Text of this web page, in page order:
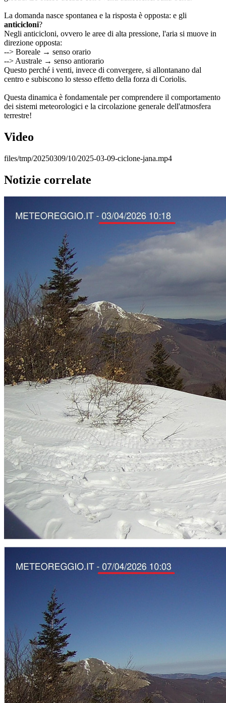
anticicloni?
Negli anticicloni, ovvero le aree di alta pressione, l'aria si muove in
direzione opposta:
--> Boreale → senso orario
--> Australe → senso antiorario
Questo perché i venti, invece di convergere, si allontanano dal
centro e subiscono lo stesso effetto della forza di Coriolis.
Questa dinamica è fondamentale per comprendere il comportamento
dei sistemi meteorologici e la circolazione generale dell'atmosfera
terrestre!
Video
files/tmp/20250309/10/2025-03-09-ciclone-jana.mp4
Notizie correlate